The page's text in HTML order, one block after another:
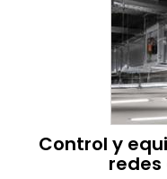
Control y